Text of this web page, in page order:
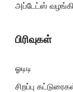
அப்டேட்ஸ்
பிரிவுகள்
ஓடிடி
சிறப்பு